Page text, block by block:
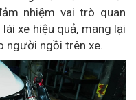
nhiệm vai trò quan
xe hiệu quả, mang lại
người ngồi trên xe.